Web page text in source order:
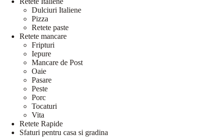
Dulciuri Italiene
Pizza
Retete paste
Retete mancare
Fripturi
Iepure
Mancare de Post
Oaie
Pasare
Peste
Porc
Tocaturi
Vita
Retete Rapide
Sfaturi pentru casa si gradina